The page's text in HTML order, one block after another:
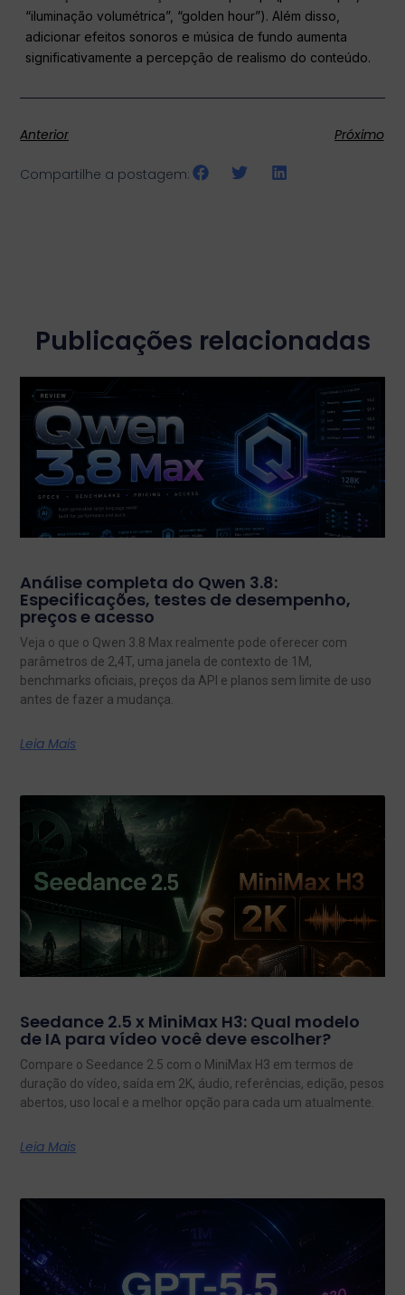
“iluminação volumétrica”, “golden hour”). Além disso,
adicionar efeitos sonoros e música de fundo aumenta
significativamente a percepção de realismo do conteúdo.
Anterior Próximo
Compartilhe a postagem:
Publicações relacionadas
Análise completa do Qwen 3.8:
Especificações, testes de desempenho,
preços e acesso
Veja o que o Qwen 3.8 Max realmente pode oferecer com
parâmetros de 2,4T, uma janela de contexto de 1M,
benchmarks oficiais, preços da API e planos sem limite de uso
antes de fazer a mudança.
Leia Mais
Seedance 2.5 x MiniMax H3: Qual modelo
de IA para vídeo você deve escolher?
Compare o Seedance 2.5 com o MiniMax H3 em termos de
duração do vídeo, saída em 2K, áudio, referências, edição, pesos
abertos, uso local e a melhor opção para cada um atualmente.
Leia Mais